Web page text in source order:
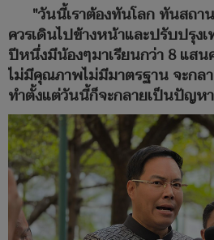
"วันนี้เราต้องทันโลก ทันสถา
ควรเดินไปข้างหน้าและปรับปรุง
ปีหนึ่งมีน้องๆมาเรียนกว่า 8 แส
ไม่มีคุณภาพไม่มีมาตรฐาน จะกล
ทำตั้งแต่วันนี้ก็จะกลายเป็นปัญห